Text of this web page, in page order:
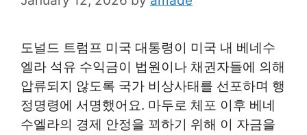
도널드 트럼프 미국 대통령이 미국 내 베네수
엘라 석유 수익금이 법원이나 채권자들에 의해
압류되지 않도록 국가 비상사태를 선포하며 행
정명령에 서명했어요. 마두로 체포 이후 베네
수엘라의 경제 안정을 꾀하기 위해 이 자금을